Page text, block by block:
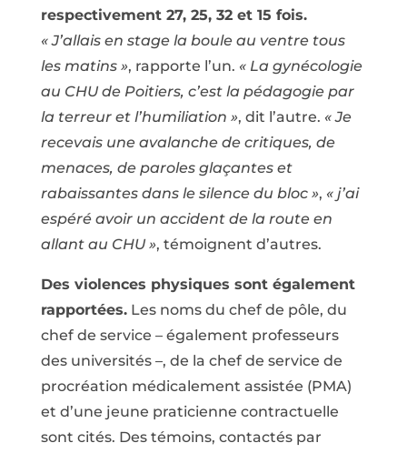
respectivement 27, 25, 32 et 15 fois.
« J’allais en stage la boule au ventre tous
les matins », rapporte l’un. « La gynécologie
au CHU de Poitiers, c’est la pédagogie par
la terreur et l’humiliation », dit l’autre. « Je
recevais une avalanche de critiques, de
menaces, de paroles glaçantes et
rabaissantes dans le silence du bloc », « j’ai
espéré avoir un accident de la route en
allant au CHU », témoignent d’autres.
Des violences physiques sont également
rapportées.Les noms du chef de pôle, du
chef de service – également professeurs
des universités –, de la chef de service de
procréation médicalement assistée (PMA)
et d’une jeune praticienne contractuelle
sont cités. Des témoins, contactés par